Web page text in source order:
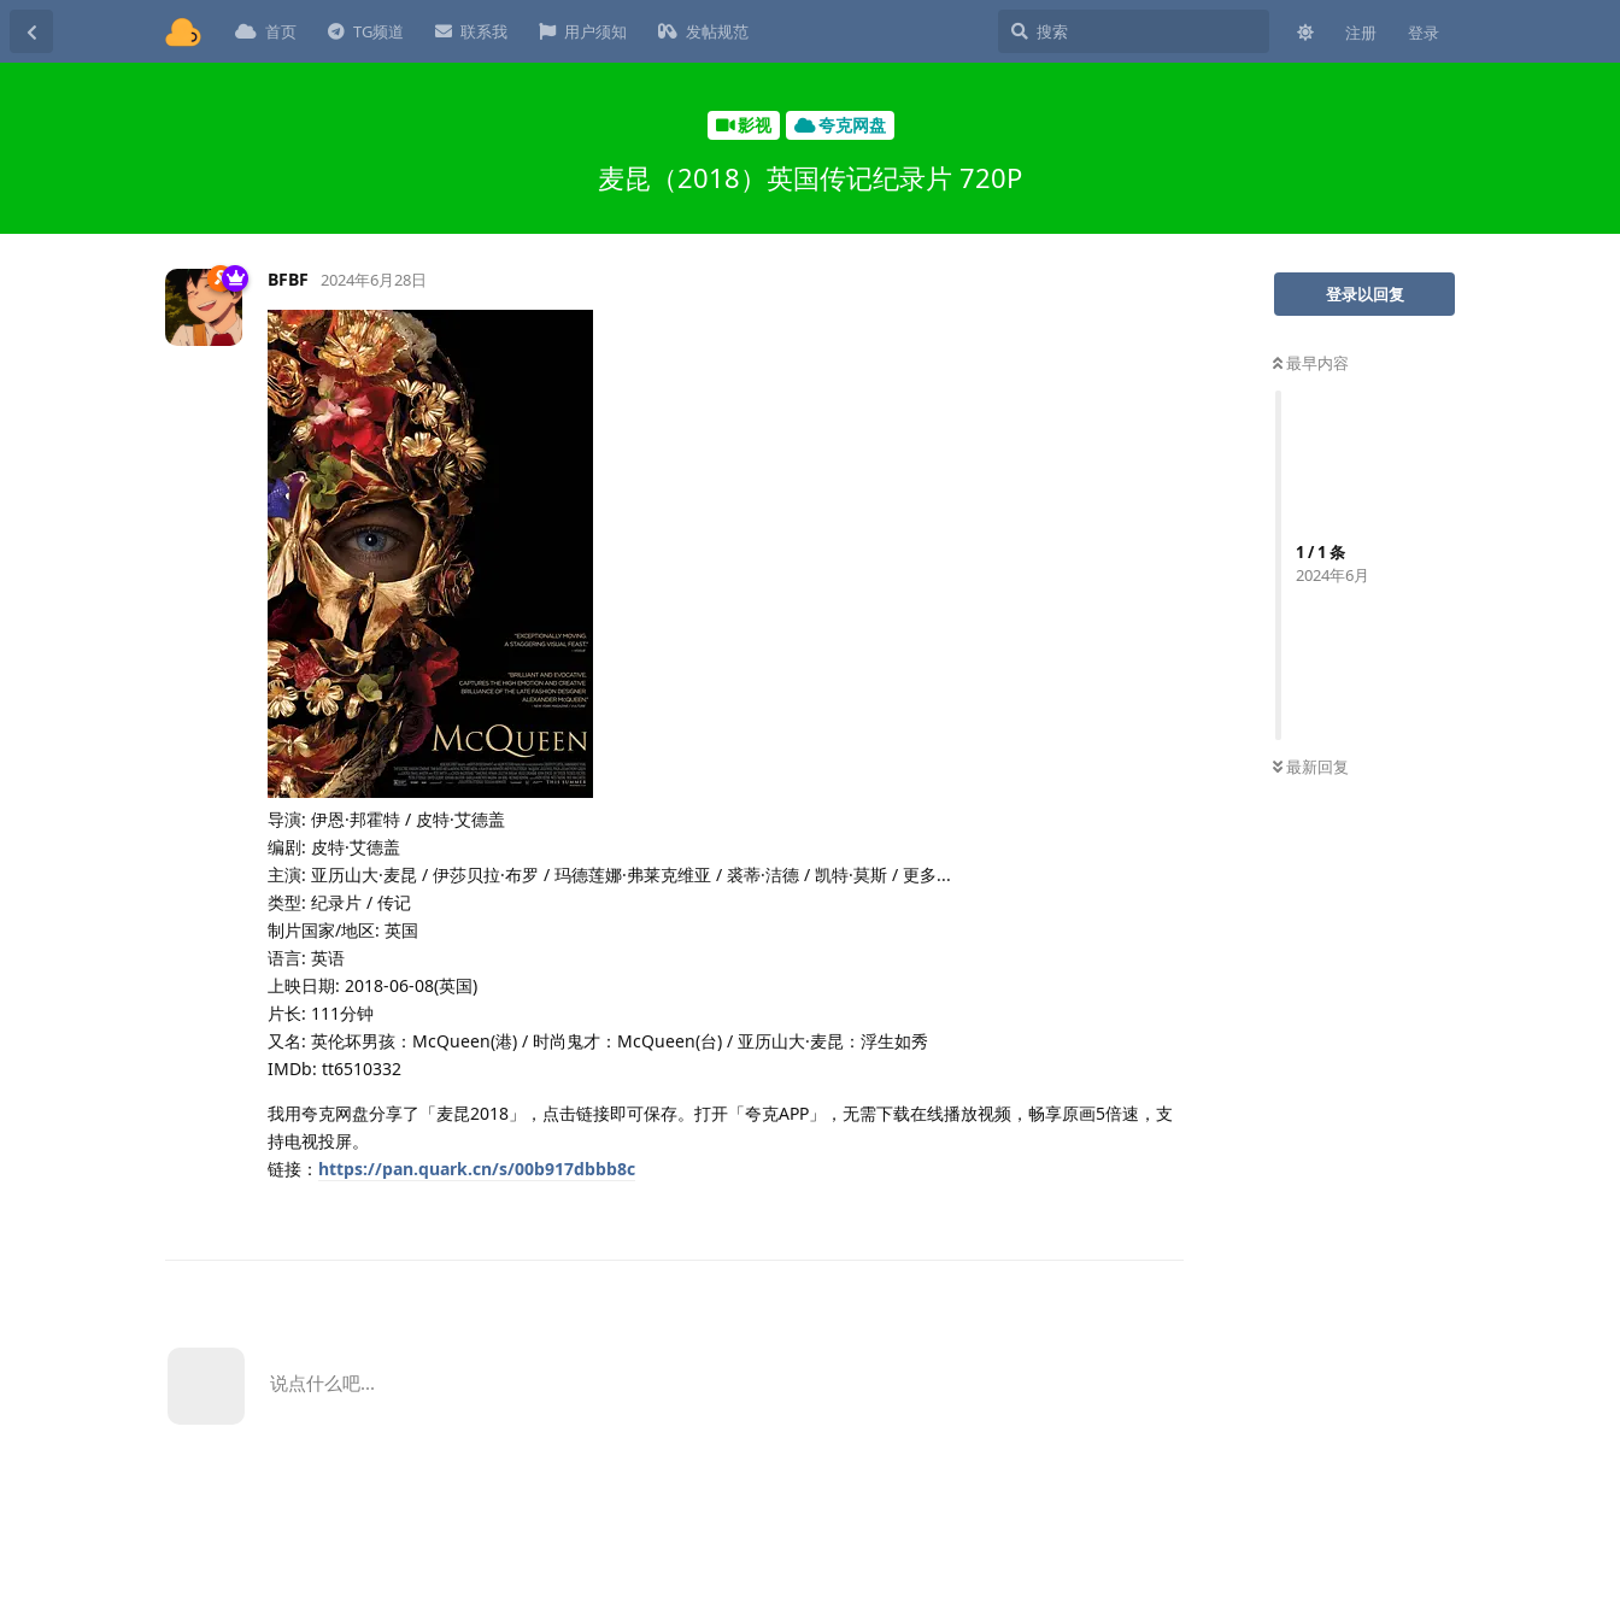
首页 TG频道 联系我 用户须知 发帖规范 注册 登录
影视 夸克网盘
麦昆（2018）英国传记纪录片 720P
登录以回复
最早内容
1 /1 条
2024年6月
最新回复
BFBF 2024年6月28日
导演: 伊恩·邦霍特 / 皮特·艾德盖
编剧: 皮特·艾德盖
主演: 亚历山大·麦昆 / 伊莎贝拉·布罗 / 玛德莲娜·弗莱克维亚 / 裘蒂·洁德 / 凯特·莫斯 / 更多...
类型: 纪录片 / 传记
制片国家/地区: 英国
语言: 英语
上映日期: 2018-06-08(英国)
片长: 111分钟
又名: 英伦坏男孩：McQueen(港) / 时尚鬼才：McQueen(台) / 亚历山大·麦昆：浮生如秀
IMDb: tt6510332
我用夸克网盘分享了「麦昆2018」，点击链接即可保存。打开「夸克APP」，无需下载在线播放视频，畅享原画5倍速，支
持电视投屏。
链接： https://pan.quark.cn/s/00b917dbbb8c
说点什么吧...